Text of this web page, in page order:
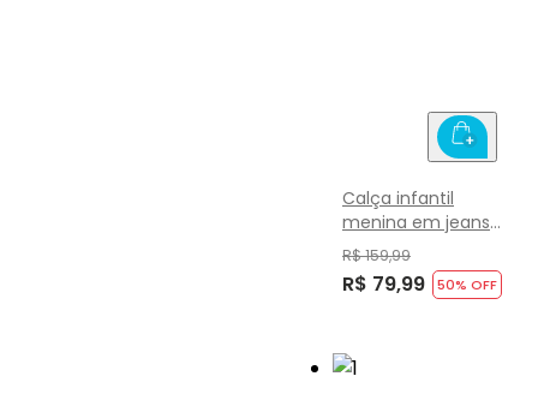
Calça infantil
menina em jeans
Brandili
R$ 159,99
R$ 79,99 50% OFF